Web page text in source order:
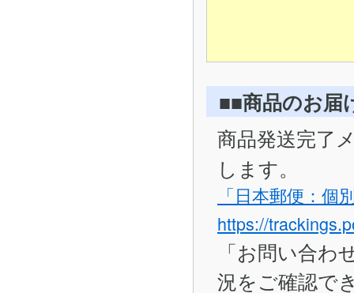
■■商品のお届
商品発送完了
します。
「日本郵便：個
https://
「お問い合
況をご確認で